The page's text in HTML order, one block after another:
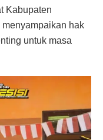
Kabupaten
hak
untuk masa